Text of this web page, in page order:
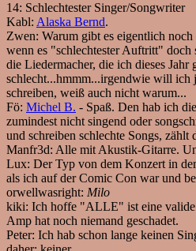
14: Schlechtester Singer/Songwriter
Kabl: Alaska Bernd.
Zwen: Warum gibt es eigentlich
wenn es "schlechtester Auftritt" doch
die Liedermacher, die ich dieses Jahr
schlecht...hmmm...irgendwie will
schreiben, weiß auch nicht warum...
Fö: Michel B. - Spaß. Den hab ich
zumindest nicht singend oder
und schreiben schlechte Songs, zählt
Manfr3d: Alle mit Akustik-Gitarre.
Lux: Der Typ von dem Konzert in
als ich auf der Comic Con war und
orwellwasright: Milo
kiki: Ich hoffe "ALLE" ist eine
Amp hat noch niemand geschadet.
Peter: Ich hab schon lange keinen